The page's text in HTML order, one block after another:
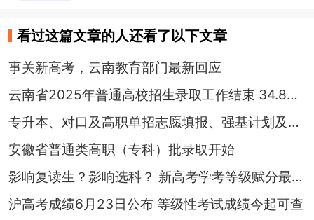
看过这篇文章的人还看了以下文章
事关新高考，云南教育部门最新回应
云南省2025年普通高校招生录取工作结束 34.8万考生被录取
专升本、对口及高职单招志愿填报、强基计划及专项计划启动……
安徽省普通类高职（专科）批录取开始
影响复读生？影响选科？ 新高考学考等级赋分最新解读
沪高考成绩6月23日公布 等级性考试成绩今起可查